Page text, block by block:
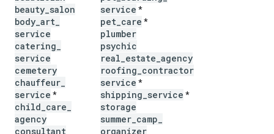
beauty salon
body art
service
catering
service
cemetery
chauffeur
service *
child care
agency
consultant
service *
pet care *
plumber
psychic
real estate agency
roofing contractor
service *
shipping service *
storage
summer camp
organizer